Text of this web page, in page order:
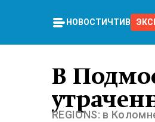
НОВОСТИ ЧТИВО
В
REGIONS: в